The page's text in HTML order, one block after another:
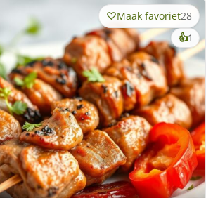
Maak favoriet28
👍1